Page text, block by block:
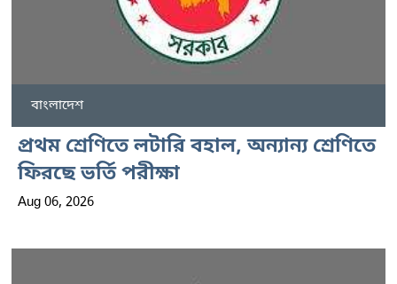
বাংলাদেশ
প্রথম শ্রেণিতে লটারি বহাল, অন্যান্য শ্রেণিতে
ফিরছে ভর্তি পরীক্ষা
Aug 06, 2026